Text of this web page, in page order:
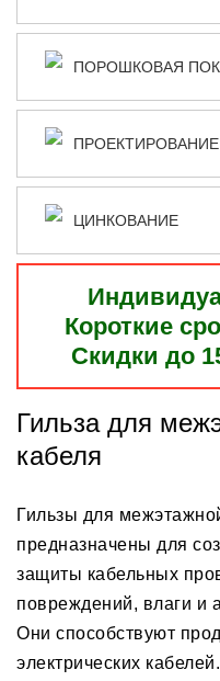
ПОРОШКОВАЯ
ПРОЕКТИРОВАНИЕ
ЦИНКОВАНИЕ
Короткие
Скидки до
Гильза для
кабеля
Гильзы для
предназначены для
защиты кабельных
повреждений, влаги и
Они способствуют
электрических